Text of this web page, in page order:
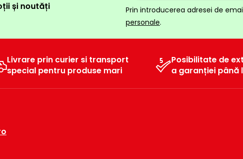
și noutăți Prin introducerea adresei de
personale.
Livrare prin curier si transport
special pentru produse mari
Posibilitate de
a garanției până